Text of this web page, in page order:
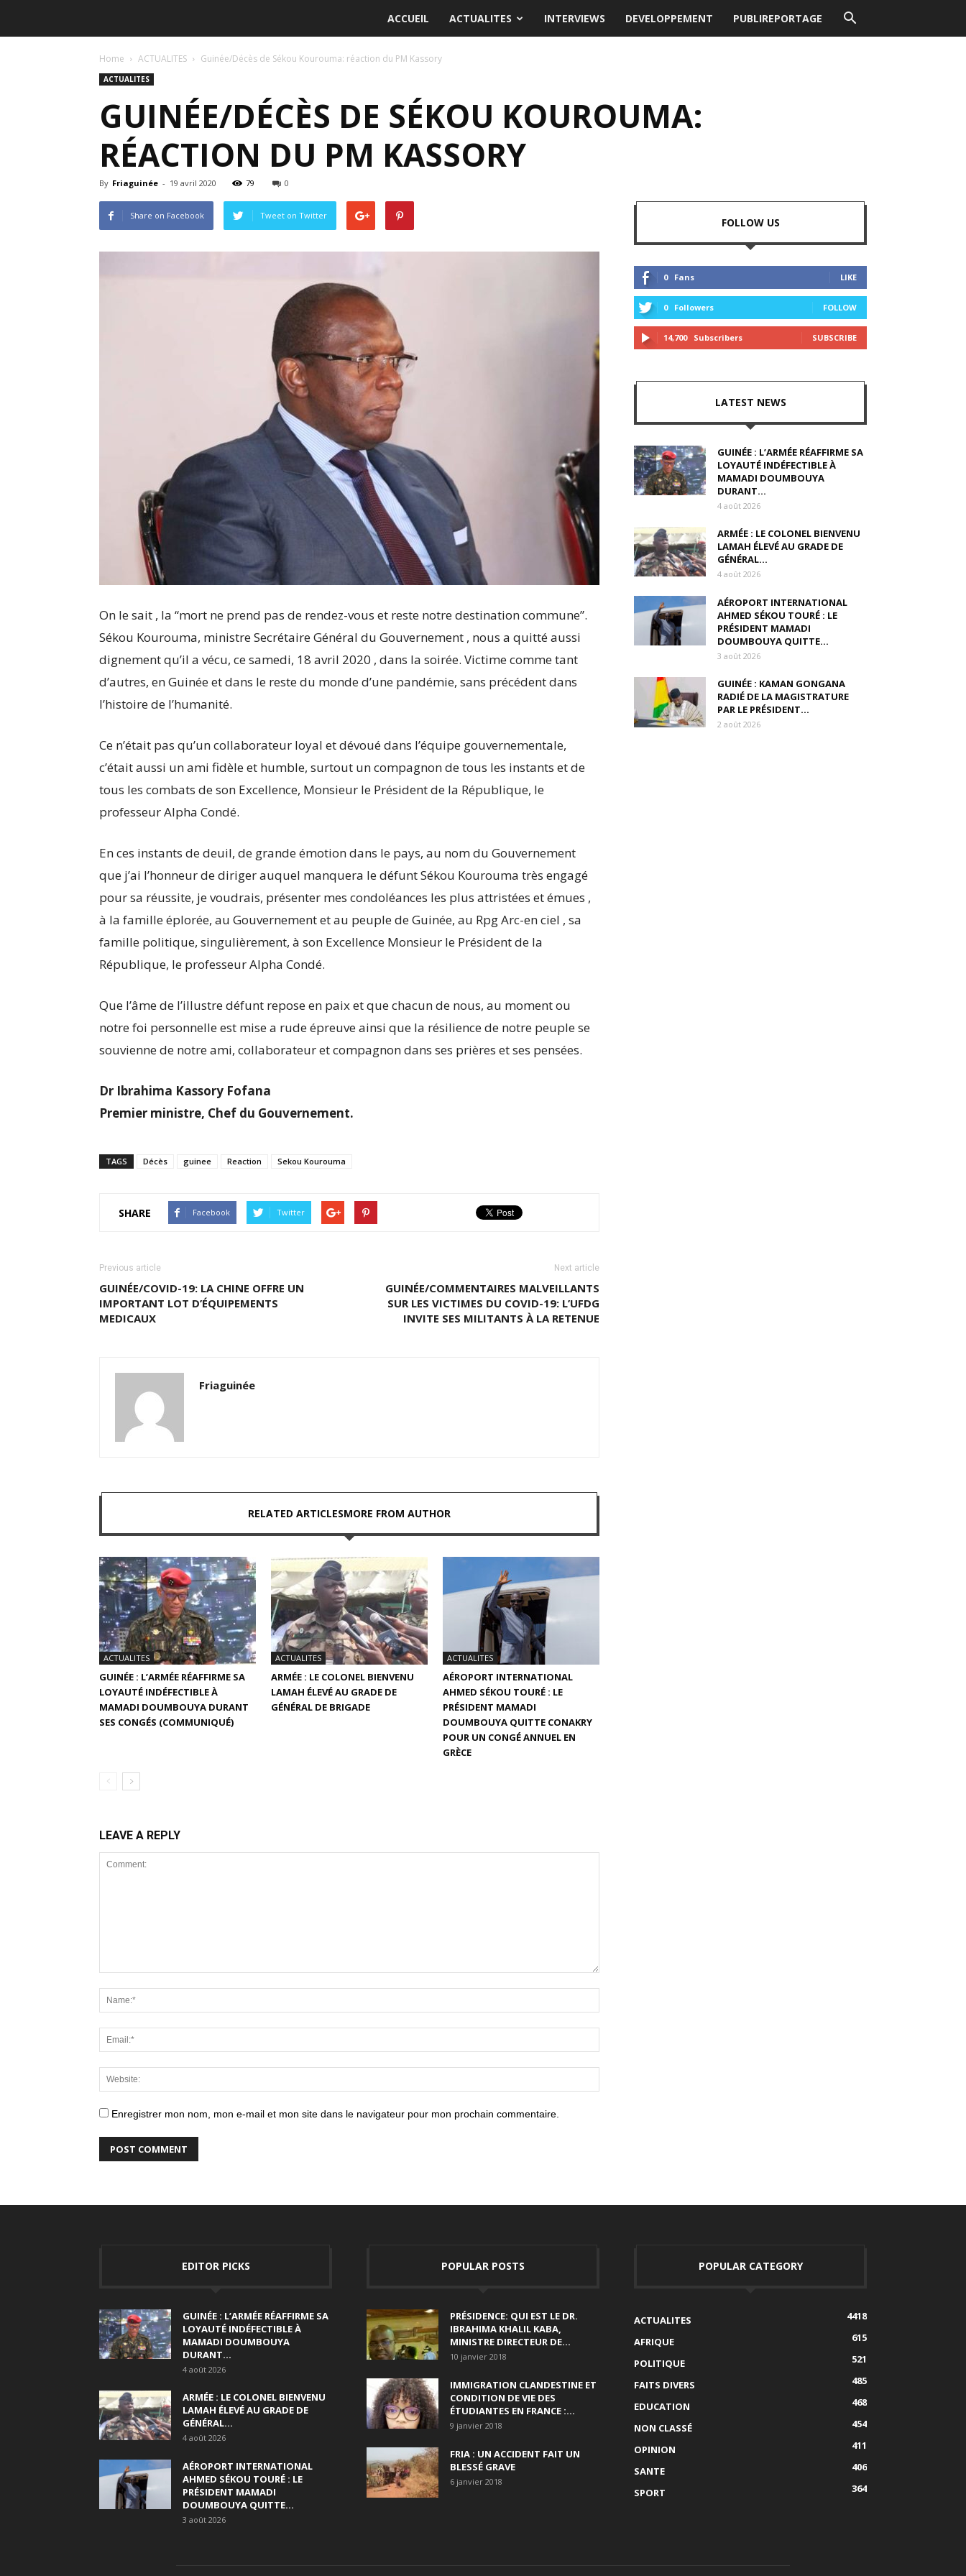
ACCUEIL ACTUALITES INTERVIEWS DEVELOPPEMENT PUBLIREPORTAGE
Home ACTUALITES Guinée/Décès de Sékou Kourouma: réaction du PM Kassory
ACTUALITES
GUINÉE/DÉCÈS DE SÉKOU KOUROUMA:
RÉACTION DU PM KASSORY
By Friaguinée - 19 avril 2020 79 0
Share on Facebook Tweet on Twitter
On le sait , la “mort ne prend pas de rendez-vous et reste notre destination commune”.
Sékou Kourouma, ministre Secrétaire Général du Gouvernement , nous a quitté aussi
dignement qu’il a vécu, ce samedi, 18 avril 2020 , dans la soirée. Victime comme tant
d’autres, en Guinée et dans le reste du monde d’une pandémie, sans précédent dans
l’histoire de l’humanité.
Ce n’était pas qu’un collaborateur loyal et dévoué dans l’équipe gouvernementale,
c’était aussi un ami fidèle et humble, surtout un compagnon de tous les instants et de
tous les combats de son Excellence, Monsieur le Président de la République, le
professeur Alpha Condé.
En ces instants de deuil, de grande émotion dans le pays, au nom du Gouvernement
que j’ai l’honneur de diriger auquel manquera le défunt Sékou Kourouma très engagé
pour sa réussite, je voudrais, présenter mes condoléances les plus attristées et émues ,
à la famille éplorée, au Gouvernement et au peuple de Guinée, au Rpg Arc-en ciel , sa
famille politique, singulièrement, à son Excellence Monsieur le Président de la
République, le professeur Alpha Condé.
Que l’âme de l’illustre défunt repose en paix et que chacun de nous, au moment ou
notre foi personnelle est mise a rude épreuve ainsi que la résilience de notre peuple se
souvienne de notre ami, collaborateur et compagnon dans ses prières et ses pensées.
Dr Ibrahima Kassory Fofana
Premier ministre, Chef du Gouvernement.
TAGS Décès guinee Reaction Sekou Kourouma
SHARE Facebook Twitter
Previous article
GUINÉE/COVID-19: LA CHINE OFFRE UN
IMPORTANT LOT D’ÉQUIPEMENTS
MEDICAUX
Next article
GUINÉE/COMMENTAIRES MALVEILLANTS
SUR LES VICTIMES DU COVID-19: L’UFDG
INVITE SES MILITANTS À LA RETENUE
Friaguinée
RELATED ARTICLESMORE FROM AUTHOR
ACTUALITES
GUINÉE : L’ARMÉE RÉAFFIRME SA
LOYAUTÉ INDÉFECTIBLE À
MAMADI DOUMBOUYA DURANT
SES CONGÉS (COMMUNIQUÉ)
ACTUALITES
ARMÉE : LE COLONEL BIENVENU
LAMAH ÉLEVÉ AU GRADE DE
GÉNÉRAL DE BRIGADE
ACTUALITES
AÉROPORT INTERNATIONAL
AHMED SÉKOU TOURÉ : LE
PRÉSIDENT MAMADI
DOUMBOUYA QUITTE CONAKRY
POUR UN CONGÉ ANNUEL EN
GRÈCE
LEAVE A REPLY
Enregistrer mon nom, mon e-mail et mon site dans le navigateur pour mon prochain commentaire.
FOLLOW US
0 Fans LIKE
0 Followers FOLLOW
14,700 Subscribers SUBSCRIBE
LATEST NEWS
GUINÉE : L’ARMÉE RÉAFFIRME SA
LOYAUTÉ INDÉFECTIBLE À
MAMADI DOUMBOUYA
DURANT...
4 août 2026
ARMÉE : LE COLONEL BIENVENU
LAMAH ÉLEVÉ AU GRADE DE
GÉNÉRAL...
4 août 2026
AÉROPORT INTERNATIONAL
AHMED SÉKOU TOURÉ : LE
PRÉSIDENT MAMADI
DOUMBOUYA QUITTE...
3 août 2026
GUINÉE : KAMAN GONGANA
RADIÉ DE LA MAGISTRATURE
PAR LE PRÉSIDENT...
2 août 2026
EDITOR PICKS
GUINÉE : L’ARMÉE RÉAFFIRME SA
LOYAUTÉ INDÉFECTIBLE À
MAMADI DOUMBOUYA
DURANT...
4 août 2026
ARMÉE : LE COLONEL BIENVENU
LAMAH ÉLEVÉ AU GRADE DE
GÉNÉRAL...
4 août 2026
AÉROPORT INTERNATIONAL
AHMED SÉKOU TOURÉ : LE
PRÉSIDENT MAMADI
DOUMBOUYA QUITTE...
3 août 2026
POPULAR POSTS
PRÉSIDENCE: QUI EST LE DR.
IBRAHIMA KHALIL KABA,
MINISTRE DIRECTEUR DE...
10 janvier 2018
IMMIGRATION CLANDESTINE ET
CONDITION DE VIE DES
ÉTUDIANTES EN FRANCE :...
9 janvier 2018
FRIA : UN ACCIDENT FAIT UN
BLESSÉ GRAVE
6 janvier 2018
POPULAR CATEGORY
ACTUALITES
4418
AFRIQUE
615
POLITIQUE
521
FAITS DIVERS
485
EDUCATION
468
NON CLASSÉ
454
OPINION
411
SANTE
406
SPORT
364